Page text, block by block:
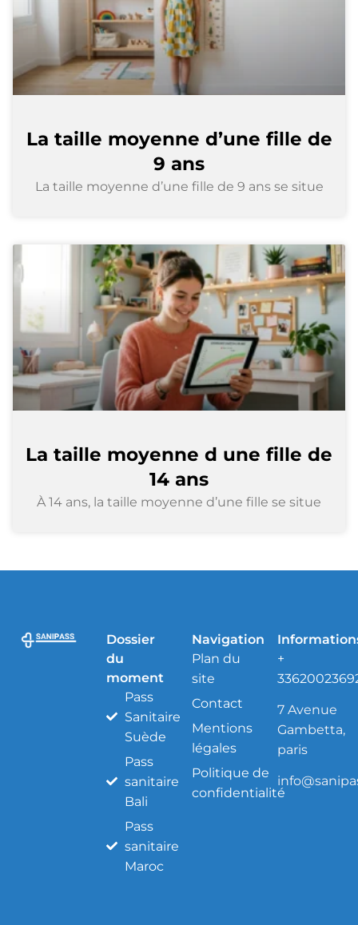
La taille moyenne d’une fille de
9 ans
La taille moyenne d’une fille de 9 ans se situe
La taille moyenne d une fille de
14 ans
À 14 ans, la taille moyenne d’une fille se situe
Dossier
du
moment
Pass
Sanitaire
Suède
Pass
sanitaire
Bali
Pass
sanitaire
Maroc
Navigation
Plan du
site
Contact
Mentions
légales
Politique de
confidentialité
+
7 Avenue
Gambetta,
paris